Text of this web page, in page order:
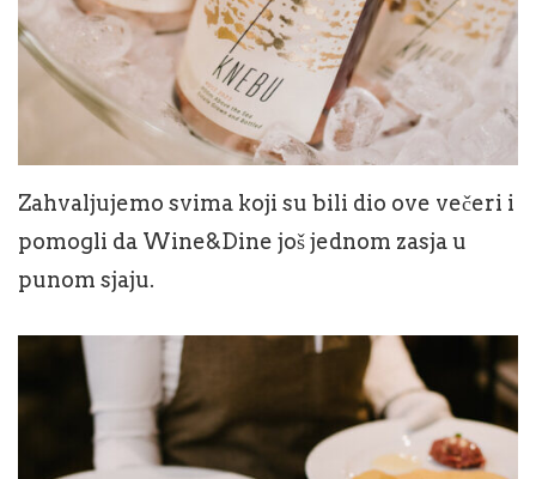
Zahvaljujemo svima koji su bili dio ove večeri i
pomogli da Wine&Dine još jednom zasja u
punom sjaju.